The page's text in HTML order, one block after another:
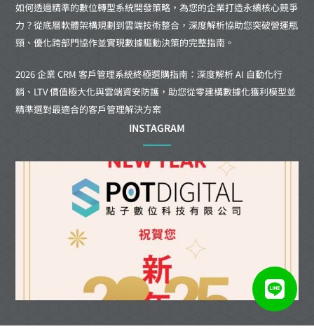
如何透過精準的數位轉型系統開發策略，為您的企業打造永續核心競爭
力？從底層軟體架構規劃到雲端技術整合，深度解析協助您突破營運瓶
頸、優化跨部門協作並實現數據驅動決策的完整指南。
2026 企業 CRM 客戶管理系統終極選購指南：深度解析 AI 自動化行
銷、LTV 價值極大化與雲端資安防護，助您從零建構數據化獲利模型並
精準選對最適合的客戶管理解決方案
INSTAGRAM